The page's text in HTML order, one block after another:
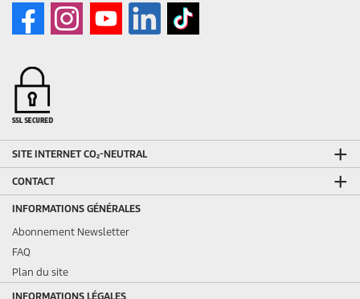
SITE INTERNET CO₂-NEUTRAL
CONTACT
INFORMATIONS GÉNÉRALES
Abonnement Newsletter
FAQ
Plan du site
INFORMATIONS LÉGALES